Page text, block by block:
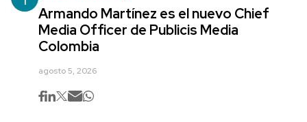
Armando Martínez es el nuevo Chief
Media Officer de Publicis Media
Colombia
agosto 5, 2026